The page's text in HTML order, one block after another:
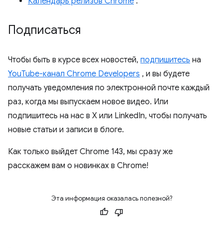
Подписаться
Чтобы быть в курсе всех новостей, подпишитесь на
YouTube-канал Chrome Developers , и вы будете
получать уведомления по электронной почте каждый
раз, когда мы выпускаем новое видео. Или
подпишитесь на нас в X или LinkedIn, чтобы получать
новые статьи и записи в блоге.
Как только выйдет Chrome 143, мы сразу же
расскажем вам о новинках в Chrome!
Эта информация оказалась полезной?